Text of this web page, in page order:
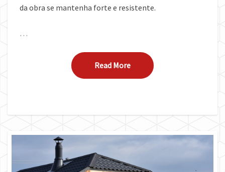
da obra se mantenha forte e resistente.
…
Read MoreRead More